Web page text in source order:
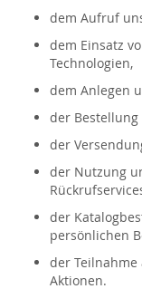
dem Aufruf
dem Einsatz
Technologien,
dem Anlegen
der Bestellung
der
der Nutzung
der
persönlichen
der
Aktionen.